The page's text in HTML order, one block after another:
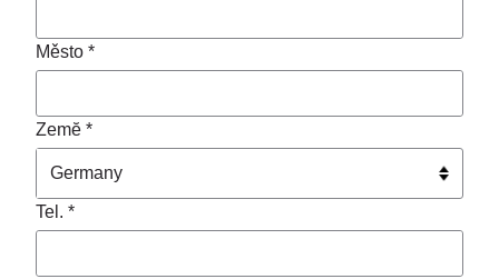
Město *
Zemĕ *
Tel. *